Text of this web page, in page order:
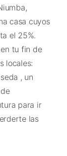
casa cuyos
el 25%.
tu fin de
locales:
, un
para ir
las